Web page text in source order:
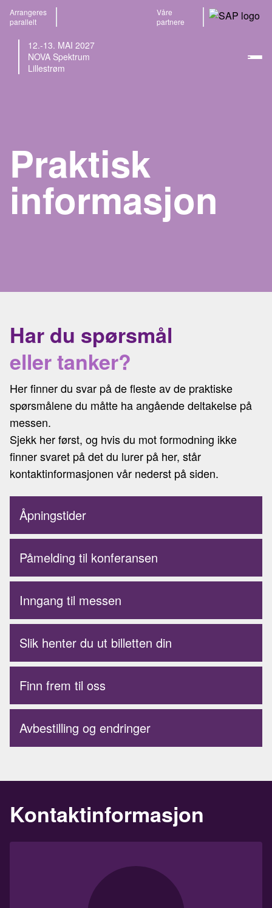
Arrangeres
parallelt
Våre
partnere
12.-13. MAI 2027
NOVA Spektrum
Lillestrøm
Praktisk
informasjon
Har du spørsmål
eller tanker?
Her finner du svar på de fleste av de praktiske
spørsmålene du måtte ha angående deltakelse på
messen.
Sjekk her først, og hvis du mot formodning ikke
finner svaret på det du lurer på her, står
kontaktinformasjonen vår nederst på siden.
Åpningstider
Påmelding til konferansen
Inngang til messen
Slik henter du ut billetten din
Finn frem til oss
Avbestilling og endringer
Kontaktinformasjon